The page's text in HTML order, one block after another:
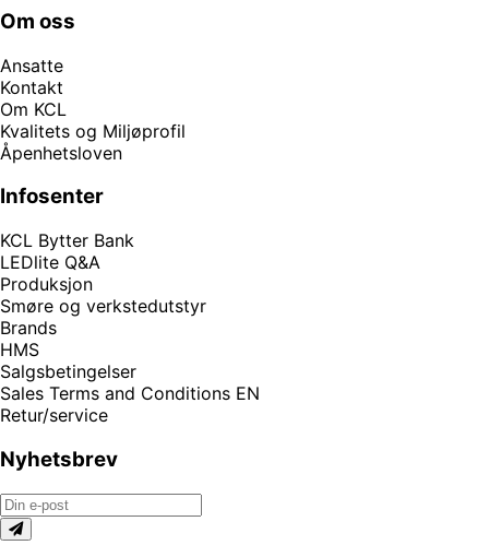
Om oss
Ansatte
Kontakt
Om KCL
Kvalitets og Miljøprofil
Åpenhetsloven
Infosenter
KCL Bytter Bank
LEDlite Q&A
Produksjon
Smøre og verkstedutstyr
Brands
HMS
Salgsbetingelser
Sales Terms and Conditions EN
Retur/service
Nyhetsbrev